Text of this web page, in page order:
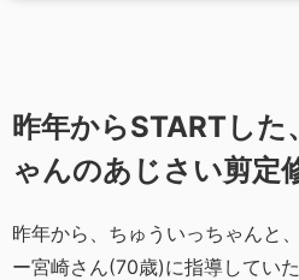
昨年からSTARTした
ゃんのあじさい剪定
昨年から、ちゅういっちゃんと
ー宮崎さん(70歳)に指導してい